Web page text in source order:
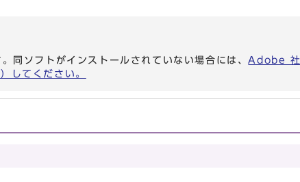
ソフトがインストールされていない場合には、Adobe 社
してください。